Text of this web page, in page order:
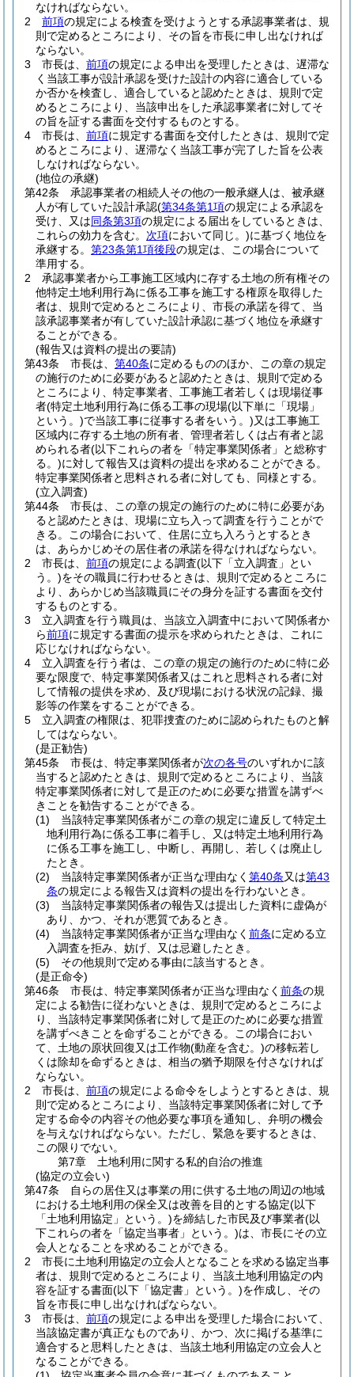
なければならない。
2
前項の規定による検査を受けようとする承認事業者は、規
則で定めるところにより、その旨を市長に申し出なければ
ならない。
3
市長は、 前項の規定による申出を受理したときは、遅滞な
く当該工事が設計承認を受けた設計の内容に適合している
か否かを検査し、適合していると認めたときは、規則で定
めるところにより、当該申出をした承認事業者に対してそ
の旨を証する書面を交付するものとする。
4
市長は、 前項に規定する書面を交付したときは、規則で定
めるところにより、遅滞なく当該工事が完了した旨を公表
しなければならない。
(地位の承継)
第42条
承認事業者の相続人その他の一般承継人は、被承継
人が有していた設計承認(第34条第1項の規定による承認を
受け、又は同条第3項の規定による届出をしているときは、
これらの効力を含む。 次項において同じ。)に基づく地位を
承継する。 第23条第1項後段の規定は、この場合について
準用する。
2
承認事業者から工事施工区域内に存する土地の所有権その
他特定土地利用行為に係る工事を施工する権原を取得した
者は、規則で定めるところにより、市長の承諾を得て、当
該承認事業者が有していた設計承認に基づく地位を承継す
ることができる。
(報告又は資料の提出の要請)
第43条
市長は、 第40条に定めるもののほか、この章の規定
の施行のために必要があると認めたときは、規則で定める
ところにより、特定事業者、工事施工者若しくは現場従事
者(特定土地利用行為に係る工事の現場(以下単に「現場」
という。)で当該工事に従事する者をいう。)又は工事施工
区域内に存する土地の所有者、管理者若しくは占有者と認
められる者(以下これらの者を「特定事業関係者」と総称す
る。)に対して報告又は資料の提出を求めることができる。
特定事業関係者と思料される者に対しても、同様とする。
(立入調査)
第44条
市長は、この章の規定の施行のために特に必要があ
ると認めたときは、現場に立ち入って調査を行うことがで
きる。
この場合において、住居に立ち入ろうとするとき
は、あらかじめその居住者の承諾を得なければならない。
2
市長は、 前項の規定による調査(以下「立入調査」とい
う。)をその職員に行わせるときは、規則で定めるところに
より、あらかじめ当該職員にその身分を証する書面を交付
するものとする。
3
立入調査を行う職員は、当該立入調査中において関係者か
ら前項に規定する書面の提示を求められたときは、これに
応じなければならない。
4
立入調査を行う者は、この章の規定の施行のために特に必
要な限度で、特定事業関係者又はこれと思料される者に対
して情報の提供を求め、及び現場における状況の記録、撮
影等の作業をすることができる。
5
立入調査の権限は、犯罪捜査のために認められたものと解
してはならない。
(是正勧告)
第45条
市長は、特定事業関係者が次の各号のいずれかに該
当すると認めたときは、規則で定めるところにより、当該
特定事業関係者に対して是正のために必要な措置を講ずべ
きことを勧告することができる。
(1)
当該特定事業関係者がこの章の規定に違反して特定土
地利用行為に係る工事に着手し、又は特定土地利用行為
に係る工事を施工し、中断し、再開し、若しくは廃止し
たとき。
(2)
当該特定事業関係者が正当な理由なく 第40条又は第43
条の規定による報告又は資料の提出を行わないとき。
(3)
当該特定事業関係者の報告又は提出した資料に虚偽が
あり、かつ、それが悪質であるとき。
(4)
当該特定事業関係者が正当な理由なく 前条に定める立
入調査を拒み、妨げ、又は忌避したとき。
(5)
その他規則で定める事由に該当するとき。
(是正命令)
第46条
市長は、特定事業関係者が正当な理由なく 前条の規
定による勧告に従わないときは、規則で定めるところによ
り、当該特定事業関係者に対して是正のために必要な措置
を講ずべきことを命ずることができる。
この場合におい
て、土地の原状回復又は工作物(動産を含む。)の移転若し
くは除却を命ずるときは、相当の猶予期限を付さなければ
ならない。
2
市長は、 前項の規定による命令をしようとするときは、規
則で定めるところにより、当該特定事業関係者に対して予
定する命令の内容その他必要な事項を通知し、弁明の機会
を与えなければならない。 ただし、緊急を要するときは、
この限りでない。
第7章
土地利用に関する私的自治の推進
(協定の立会い)
第47条
自らの居住又は事業の用に供する土地の周辺の地域
における土地利用の保全又は改善を目的とする協定(以下
「土地利用協定」という。)を締結した市民及び事業者(以
下これらの者を「協定当事者」という。)は、市長にその立
会人となることを求めることができる。
2
市長に土地利用協定の立会人となることを求める協定当事
者は、規則で定めるところにより、当該土地利用協定の内
容を証する書面(以下「協定書」という。)を作成し、その
旨を市長に申し出なければならない。
3
市長は、 前項の規定による申出を受理した場合において、
当該協定書が真正なものであり、かつ、次に掲げる基準に
適合すると思料したときは、当該土地利用協定の立会人と
なることができる。